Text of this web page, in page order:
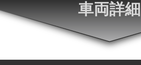
車両詳細